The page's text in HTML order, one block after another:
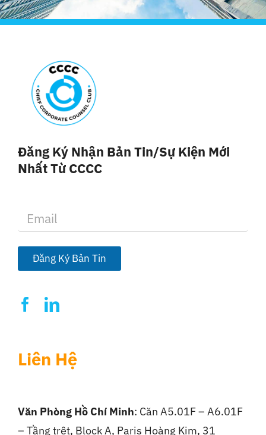
Đăng Ký Nhận Bản Tin/sự Kiện Mới
Nhất Từ CCCC
a
i
*
Đăng Ký Bản Tin
Liên Hệ
Văn Phòng Hồ Chí Minh: Căn A5.01F – A6.01F
– Tầng trệt, Block A, Paris Hoàng Kim, 31